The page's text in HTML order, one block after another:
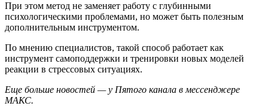
При этом метод не заменяет работу с глубинными
психологическими проблемами, но может быть полезным
дополнительным инструментом.
По мнению специалистов, такой способ работает как
инструмент самоподдержки и тренировки новых моделей
реакции в стрессовых ситуациях.
Еще больше новостей — у Пятого канала в мессенджере
МАКС.